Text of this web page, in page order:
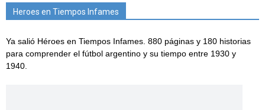
Heroes en Tiempos Infames
Ya salió Héroes en Tiempos Infames. 880 páginas y 180 historias
para comprender el fútbol argentino y su tiempo entre 1930 y
1940.